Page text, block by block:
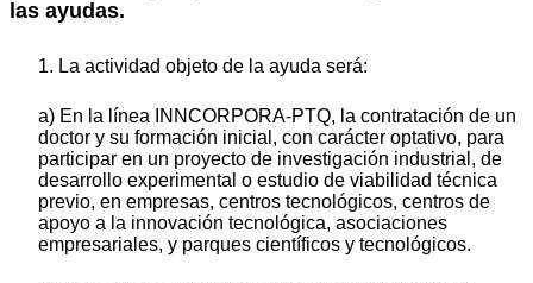
las ayudas.
1. La actividad objeto de la ayuda será:
a) En la línea INNCORPORA-PTQ, la contratación de un
doctor y su formación inicial, con carácter optativo, para
participar en un proyecto de investigación industrial, de
desarrollo experimental o estudio de viabilidad técnica
previo, en empresas, centros tecnológicos, centros de
apoyo a la innovación tecnológica, asociaciones
empresariales, y parques científicos y tecnológicos.